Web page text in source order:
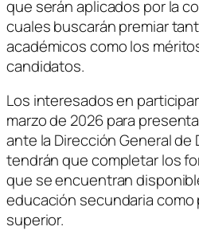
que serán aplicados por la
cuales buscarán premiar
académicos como los
candidatos.
Los interesados en
marzo de 2026 para
ante la Dirección General de
tendrán que completar los
que se encuentran
educación secundaria como
superior.